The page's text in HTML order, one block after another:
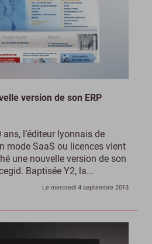
version de son ERP
l’éditeur lyonnais de
mode SaaS ou licences vient
une nouvelle version de son
Baptisée Y2, la...
Le mercredi 4 septembre 2013